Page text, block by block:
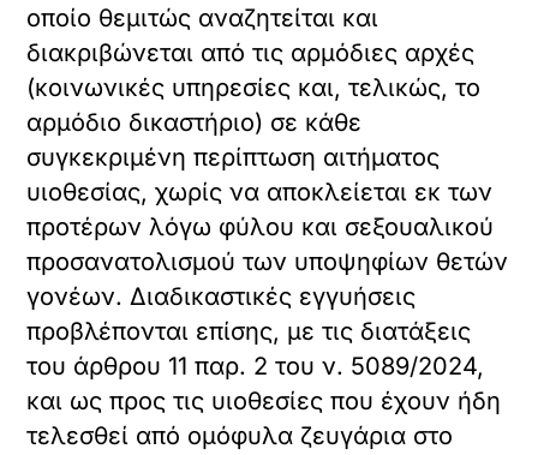
οποίο θεμιτώς αναζητείται και
διακριβώνεται από τις αρμόδιες αρχές
(κοινωνικές υπηρεσίες και, τελικώς, το
αρμόδιο δικαστήριο) σε κάθε
συγκεκριμένη περίπτωση αιτήματος
υιοθεσίας, χωρίς να αποκλείεται εκ των
προτέρων λόγω φύλου και σεξουαλικού
προσανατολισμού των υποψηφίων θετών
γονέων. Διαδικαστικές εγγυήσεις
προβλέπονται επίσης, με τις διατάξεις
του άρθρου 11 παρ. 2 του ν. 5089/2024,
και ως προς τις υιοθεσίες που έχουν ήδη
τελεσθεί από ομόφυλα ζευγάρια στο